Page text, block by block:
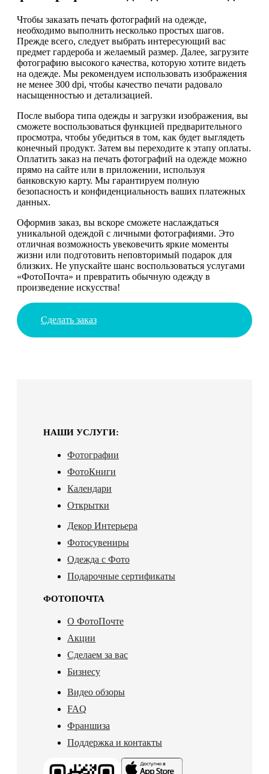
Чтобы заказать печать фотографий на одежде,
необходимо выполнить несколько простых шагов.
Прежде всего, следует выбрать интересующий вас
предмет гардероба и желаемый размер. Далее, загрузите
фотографию высокого качества, которую хотите видеть
на одежде. Мы рекомендуем использовать изображения
не менее 300 dpi, чтобы качество печати радовало
насыщенностью и детализацией.
После выбора типа одежды и загрузки изображения, вы
сможете воспользоваться функцией предварительного
просмотра, чтобы убедиться в том, как будет выглядеть
конечный продукт. Затем вы переходите к этапу оплаты.
Оплатить заказ на печать фотографий на одежде можно
прямо на сайте или в приложении, используя
банковскую карту. Мы гарантируем полную
безопасность и конфиденциальность ваших платежных
данных.
Оформив заказ, вы вскоре сможете наслаждаться
уникальной одеждой с личными фотографиями. Это
отличная возможность увековечить яркие моменты
жизни или подготовить неповторимый подарок для
близких. Не упускайте шанс воспользоваться услугами
«ФотоПочта» и превратить обычную одежду в
произведение искусства!
Сделать заказ
НАШИ УСЛУГИ:
Фотографии
ФотоКниги
Календари
Открытки
Декор Интерьера
Фотосувениры
Одежда с Фото
Подарочные сертификаты
ФОТОПОЧТА
О ФотоПочте
Акции
Сделаем за вас
Бизнесу
Видео обзоры
FAQ
Франшиза
Поддержка и контакты